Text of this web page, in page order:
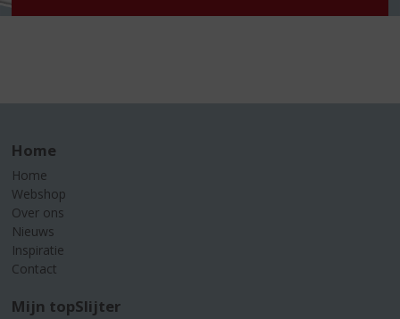
Home
Home
Webshop
Over ons
Nieuws
Inspiratie
Contact
Mijn topSlijter